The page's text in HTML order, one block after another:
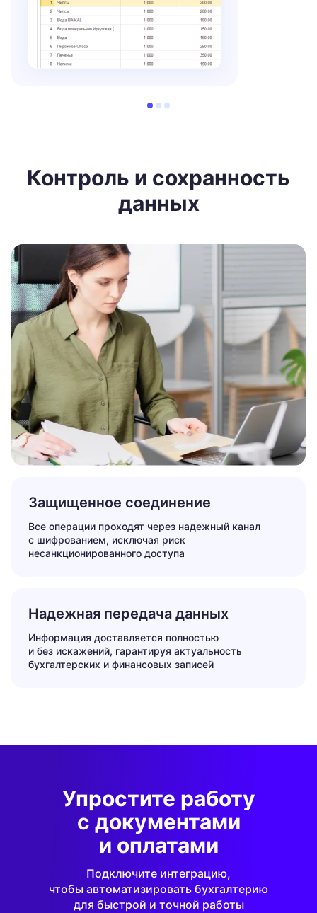
Контроль и сохранность
данных
Защищенное соединение
Все операции проходят через надежный канал
с шифрованием, исключая риск
несанкционированного доступа
Надежная передача данных
Информация доставляется полностью
и без искажений, гарантируя актуальность
бухгалтерских и финансовых записей
Упростите работу
с документами
и оплатами
Подключите интеграцию,
чтобы автоматизировать бухгалтерию
для быстрой и точной работы